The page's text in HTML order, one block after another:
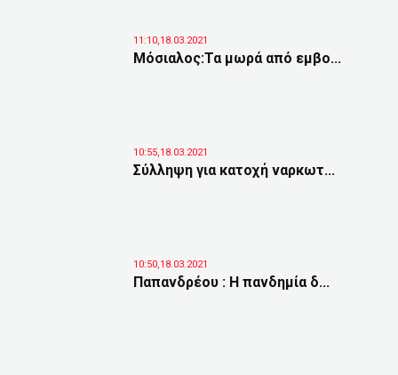
11:10,18.03.2021
Μόσιαλος:Τα μωρά από εμβο...
10:55,18.03.2021
Σύλληψη για κατοχή ναρκωτ...
10:50,18.03.2021
Παπανδρέου : Η πανδημία δ...